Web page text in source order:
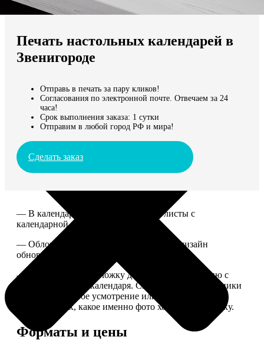
Мы доставляем по всему миру
Продолжить без города
Печать настольных календарей в
Звенигороде
Отправь в печать за пару кликов!
Согласования по электронной почте. Отвечаем за 24
часа!
Срок выполнения заказа: 1 сутки
Отправим в любой город РФ и мира!
Сделать заказ
— В календаре 13 листов: обложка+листы с
календарной сеткой.
— Обложка для календаря стандартная, дизайн
обновляем каждый год.
— В кружочек на обложку добавляем фотографию с
одной из страниц календаря. Снимок наши сотрудники
выбирают на свое усмотрение или пишите в
комментариях, какое именно фото хотите на обложку.
Форматы и цены